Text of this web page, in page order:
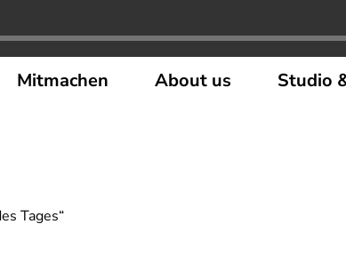
Mitmachen About us Studio
Tages“